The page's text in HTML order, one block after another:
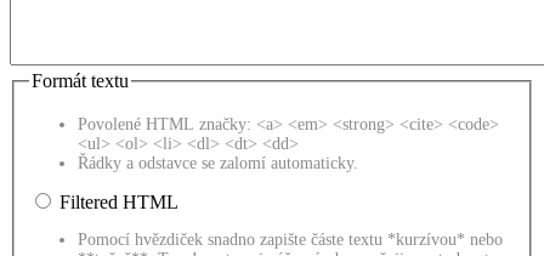
Formát textu
Povolené HTML značky: <a> <em> <strong> <cite> <code>
<ul> <ol> <li> <dl> <dt> <dd>
Řádky a odstavce se zalomí automaticky.
Filtered HTML
Pomocí hvězdiček snadno zapište částe textu *kurzívou* nebo